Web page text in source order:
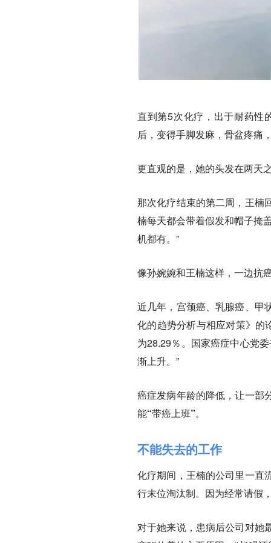
直到第5次化疗，出于耐药性
后，变得手脚发麻，骨盆疼痛
更直观的是，她的头发在两天
那次化疗结束的第二周，王楠
楠每天都会带着假发和帽子掩
机都有。”
像孙婉婉和王楠这样，一边抗
近几年，宫颈癌、乳腺癌、甲
化的趋势分析与相应对策》的
为28.29％。国家癌症中心党
渐上升。”
癌症发病年龄的降低，让一部
能“带癌上班”。
不能失去的工作
化疗期间，王楠的公司里一直
行末位淘汰制。因为经常请假
对于她来说， 患病后公司对她